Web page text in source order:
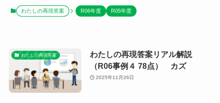
わたしの再現答案 R06年度 R05年度
わたしの再現答案
わたしの再現答案リアル解説
（R06事例４ 78点） カズ
2025年11月26日